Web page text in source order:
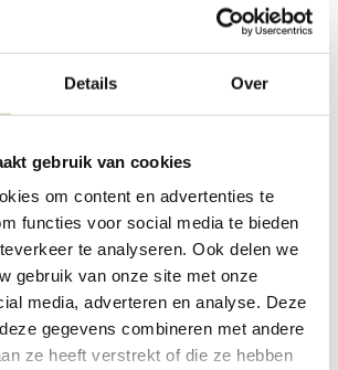
Details Over
gebruik van cookies
om content en advertenties te
functies voor social media te bieden
te analyseren. Ook delen we
gebruik van onze site met onze
media, adverteren en analyse. Deze
gegevens combineren met andere
ze heeft verstrekt of die ze hebben